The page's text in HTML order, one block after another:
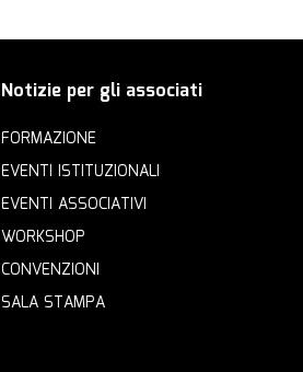
Notizie per gli associati
FORMAZIONE
EVENTI ISTITUZIONALI
EVENTI ASSOCIATIVI
WORKSHOP
CONVENZIONI
SALA STAMPA